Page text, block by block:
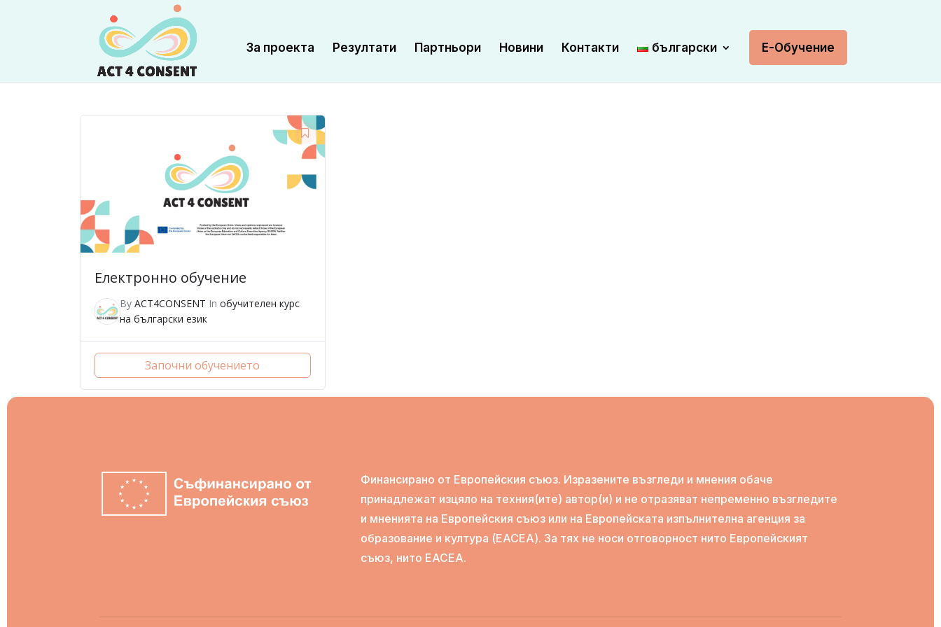
За проекта Резултати Партньори Новини Контакти български Е-Обучение
Електронно обучение
By ACT4CONSENT In обучителен курс
на български език
Започни обучението
Финансирано от Европейския съюз. Изразените възгледи и мнения обаче
принадлежат изцяло на техния(ите) автор(и) и не отразяват непременно възгледите
и мненията на Европейския съюз или на Европейската изпълнителна агенция за
образование и култура (EACEA). За тях не носи отговорност нито Европейският
съюз, нито EACEA.